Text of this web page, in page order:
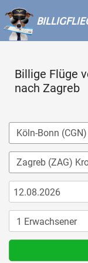
Billige Flüge
nach Zagreb